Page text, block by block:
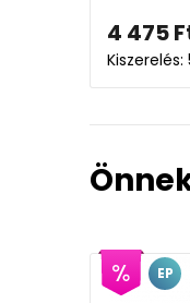
4 475
Kiszerelés: